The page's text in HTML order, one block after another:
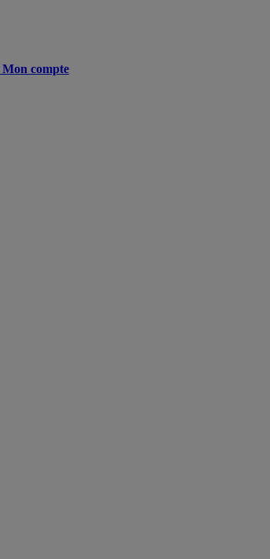
Mon compte